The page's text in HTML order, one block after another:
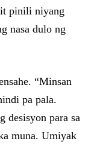
pinili niyang
nasa dulo ng
“Minsan
pa pala.
desisyon para sa
muna. Umiyak